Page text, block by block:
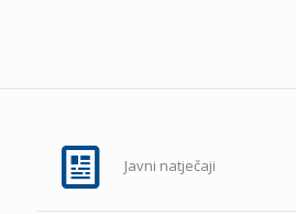
Javni natječaji